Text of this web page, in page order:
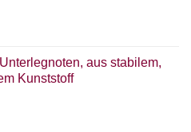
aus stabilem,
Kunststoff